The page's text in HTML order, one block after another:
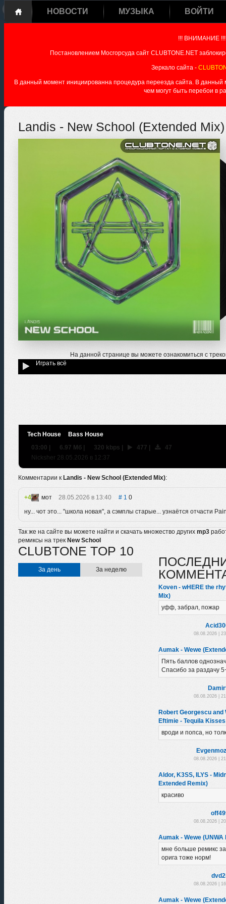
НОВОСТИ МУЗЫКА ВОЙТИ
!!! ВНИМАНИЕ !!!
Постановлением Мосгорсуда сайт CLUBTONE.NET
Зеркало сайта -
В данный момент инициированна процедура переезда сайта. В данный
чем могут быть перебои в
Landis - New School (Extended Mix)
На данной странице вы можете ознакомиться с
Играть всё
Tech House
Bass House
03:00 | 6.97 Мб | 320 kbps | 477 |
47
Nicksher 28.05.2026 в 12:37
Комментарии к Landis - New School (Extended Mix):
4 мот 28.05.2026 в 13:40 10
ну... чот это... "школа новая", а сэмплы старые... узнаётся отчасти
Так же на сайте вы можете найти и скачать множество других mp3
ремиксы на трек New School
CLUBTONE TOP 10
За день За неделю
Koven - wHERE the
Mix)
уфф, забрал, пожар
08.08.2026 |
Aumak - Wewe
Пять баллов
Спасибо за раздачу
08.08.2026 |
Robert Georgescu and
Eftimie - Tequila
вроди и попса, но
08.08.2026 |
Aldor, K3SS, ILYS -
Extended Remix)
красиво
08.08.2026 |
Aumak - Wewe
мне больше ремикс
орига тоже норм!
08.08.2026 |
Aumak - Wewe